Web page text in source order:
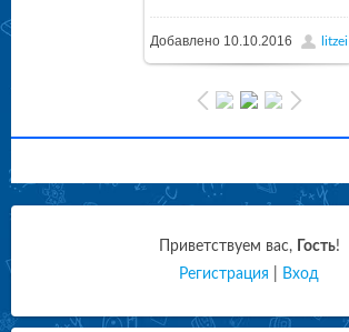
Добавлено 10.10.2016 litzei
Приветствуем вас, Гость!
Регистрация
Вход